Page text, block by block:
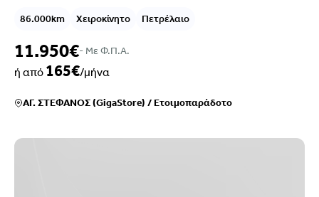
86.000km Χειροκίνητο Πετρέλαιο
11.950€- Mε Φ.Π.Α.
ή από 165€/μήνα
ΑΓ. ΣΤΕΦΑΝΟΣ (GigaStore) /Ετοιμοπαράδοτο